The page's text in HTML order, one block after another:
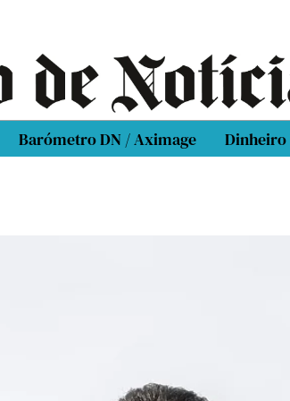
Barómetro DN / Aximage Dinheiro